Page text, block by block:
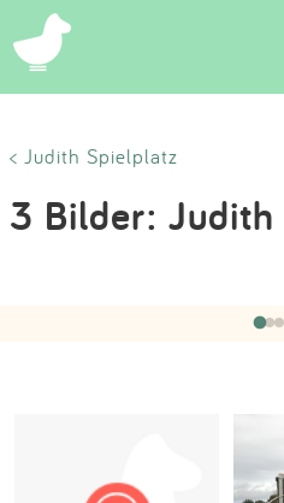
< Judith Spielplatz
3 Bilder: